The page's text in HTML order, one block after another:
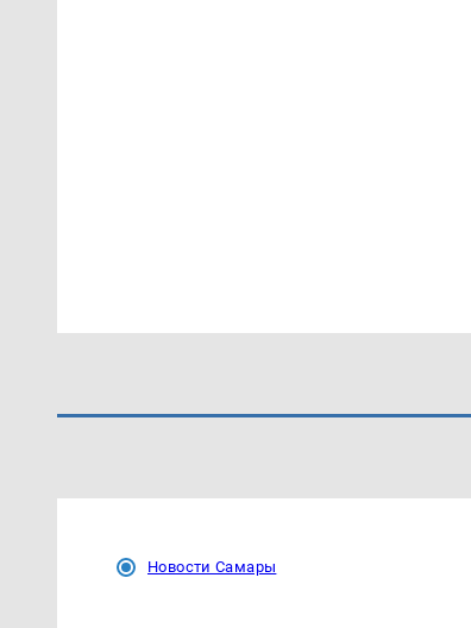
Новости Самары